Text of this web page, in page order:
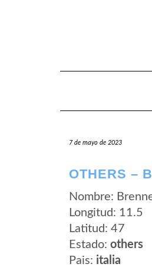
7 de mayo de 2023
OTHERS –
Nombre:
Longitud: 11.5
Latitud: 47
Estado: others
Pais: italia